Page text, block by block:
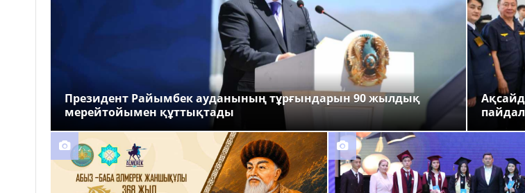
Президент Райымбек ауданының тұрғындарын 90 жылдық
мерейтойымен құттықтады